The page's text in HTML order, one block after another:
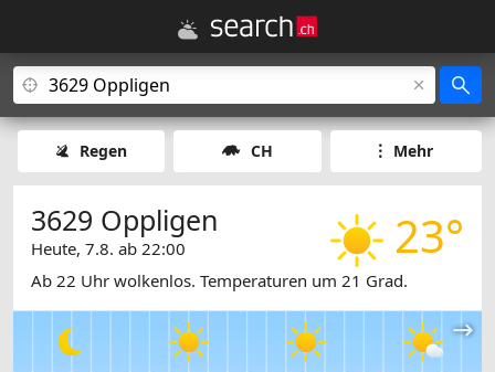
Regen CH Mehr
23°
3629 Oppligen
Heute, 7.8. ab 22:00
Ab 22 Uhr wolkenlos. Temperaturen um 21 Grad.